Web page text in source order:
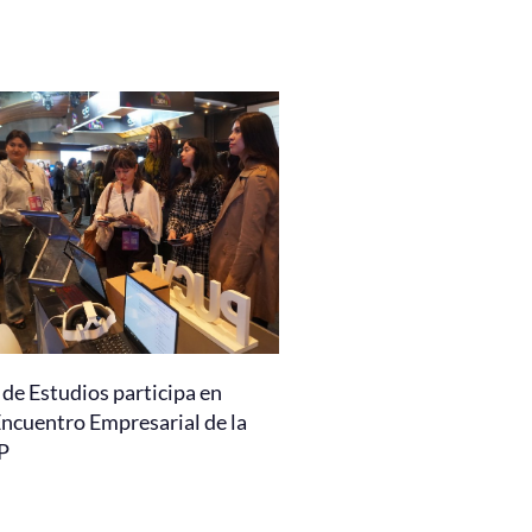
de Estudios participa en
Empresarial de la